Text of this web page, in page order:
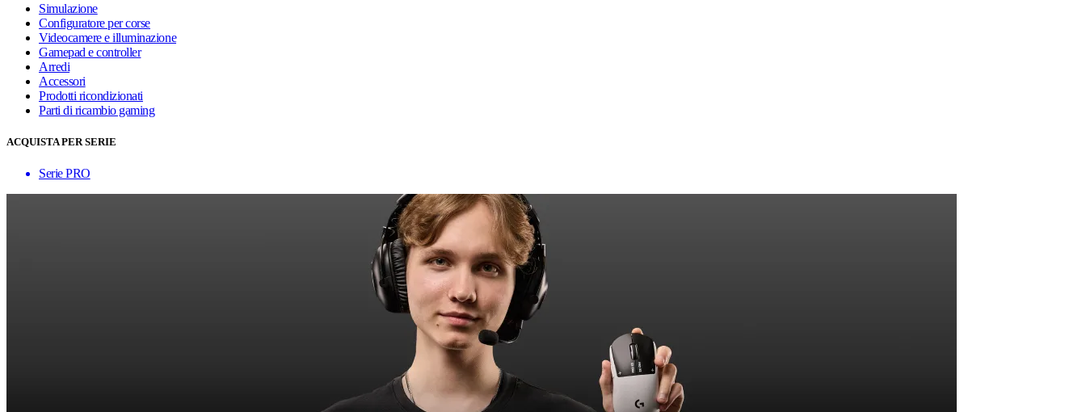
Simulazione
Configuratore per corse
Videocamere e illuminazione
Gamepad e controller
Arredi
Accessori
Prodotti ricondizionati
Parti di ricambio gaming
ACQUISTA PER SERIE
Serie PRO